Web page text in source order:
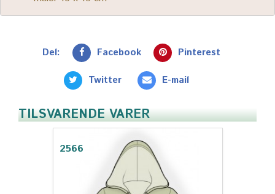
Del: Facebook Pinterest
Twitter E-mail
TILSVARENDE VARER
2566